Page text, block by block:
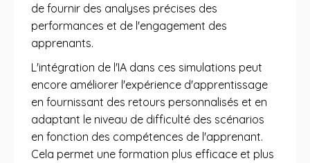
de fournir des analyses précises des
performances et de l'engagement des
apprenants.
L'intégration de l'IA dans ces simulations peut
encore améliorer l'expérience d'apprentissage
en fournissant des retours personnalisés et en
adaptant le niveau de difficulté des scénarios
en fonction des compétences de l'apprenant.
Cela permet une formation plus efficace et plus